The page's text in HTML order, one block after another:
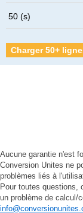
50 (s)
Charger 50+
Aucune garantie n'est
Conversion Unites ne
problèmes liés à
Pour toutes questions,
un problème de calcul/